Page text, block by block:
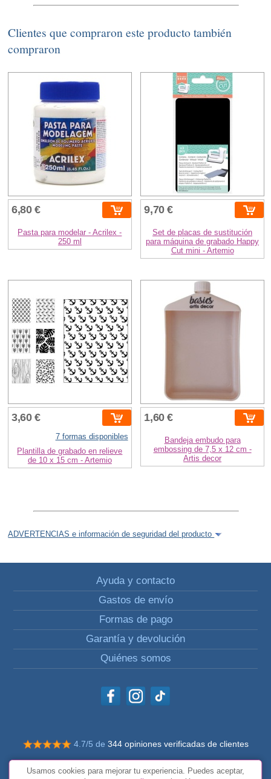
Clientes que compraron este producto también
compraron
6,80 €
Pasta para modelar - Acrilex -
250 ml
9,70 €
Set de placas de sustitución
para máquina de grabado Happy
Cut mini - Artemio
3,60 €
7 formas disponibles
Plantilla de grabado en relieve
de 10 x 15 cm - Artemio
1,60 €
Bandeja embudo para
embossing de 7,5 x 12 cm -
Artis decor
ADVERTENCIAS e información de seguridad del producto
Ayuda y contacto
Gastos de envío
Formas de pago
Garantía y devolución
Quiénes somos
4.7/5 de 344 opiniones verificadas de clientes
© Todos los derechos reservados Impulsivos
Usamos cookies para mejorar tu experiencia. Puedes aceptar,